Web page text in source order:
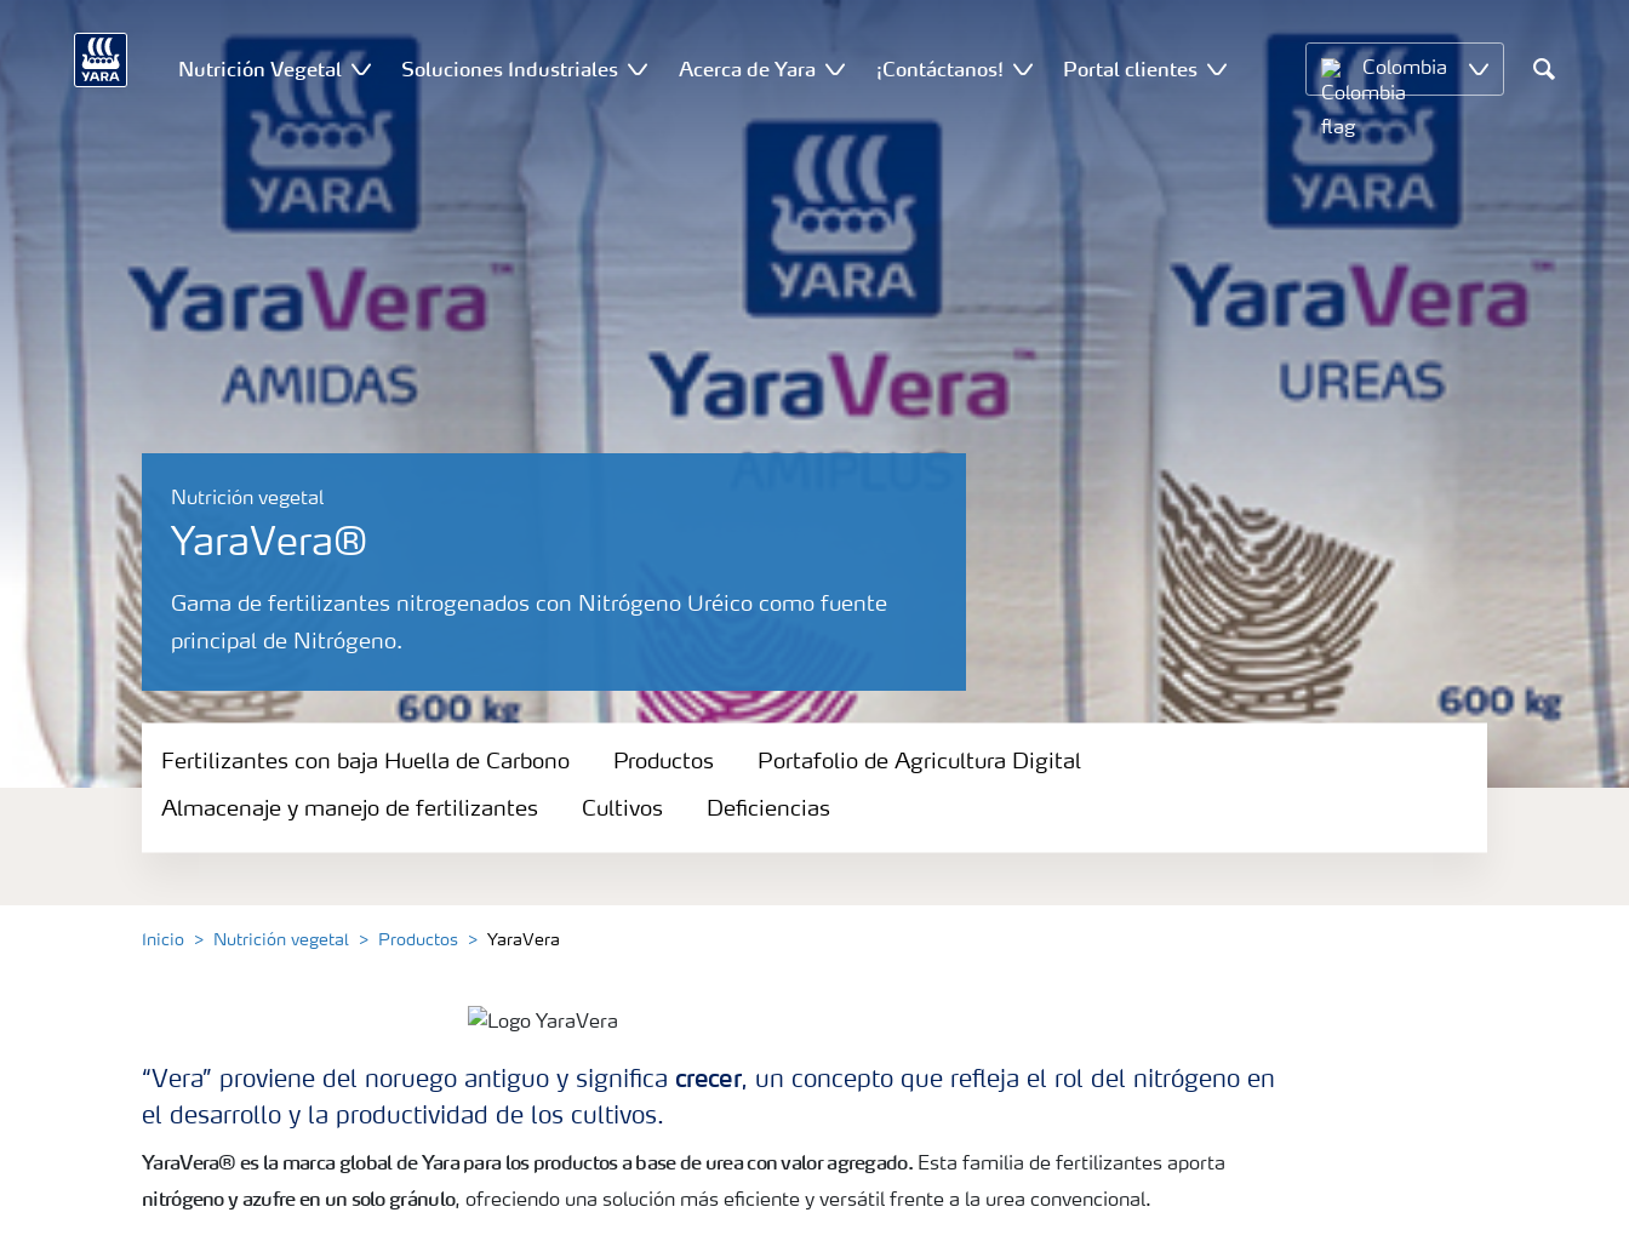
Nutrición Vegetal Soluciones Industriales Acerca de Yara ¡Contáctanos! Portal clientes Colombia
Search
Nutrición vegetal
YaraVera®
Gama de fertilizantes nitrogenados con Nitrógeno Uréico como fuente
principal de Nitrógeno.
Fertilizantes con baja Huella de Carbono
Productos
Deficiencias
Fertilizantes con baja Huella de Carbono Productos Portafolio de Agricultura Digital
Almacenaje y manejo de fertilizantes Cultivos Deficiencias
Inicio Nutrición vegetal Productos YaraVera
“Vera” proviene del noruego antiguo y significa crecer, un concepto que refleja el rol del nitrógeno en
el desarrollo y la productividad de los cultivos.
YaraVera® es la marca global de Yara para los productos a base de urea con valor agregado. Esta familia de fertilizantes aporta
nitrógeno y azufre en un solo gránulo, ofreciendo una solución más eficiente y versátil frente a la urea convencional.